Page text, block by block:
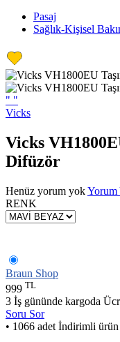
Pasaj
Sağlık-Kişisel
" "
Vicks
Vicks
Difüzör
Henüz yorum yokYorum
RENK
Braun Shop
999 TL
3 İş gününde kargoda
Soru Sor
• 1066 adet İndirimli ürün